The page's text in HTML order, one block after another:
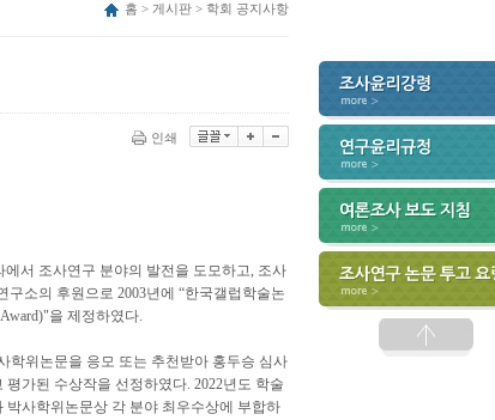
홈 > 게시판 > 학회 공지사항
인쇄
서 조사연구 분야의 발전을 도모하고, 조사
소의 후원으로 2003년에 “한국갤럽학술논
을 제정하였다.
학위논문을 응모 또는 추천받아 홍두승 심사
가된 수상작을 선정하였다. 2022년도 학술
사학위논문상 각 분야 최우수상에 부합하